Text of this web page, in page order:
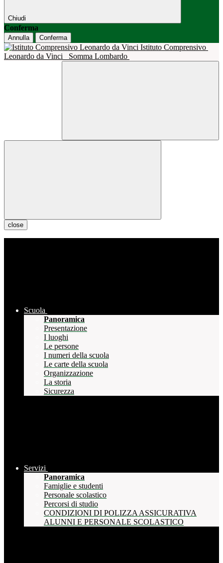
Chiudi
Conferma
Annulla Conferma
Istituto Comprensivo
Leonardo da Vinci
Somma Lombardo
close
Scuola
Panoramica
Presentazione
I luoghi
Le persone
I numeri della scuola
Le carte della scuola
Organizzazione
La storia
Sicurezza
Servizi
Panoramica
Famiglie e studenti
Personale scolastico
Percorsi di studio
CONDIZIONI DI POLIZZA ASSICURATIVA
ALUNNI E PERSONALE SCOLASTICO